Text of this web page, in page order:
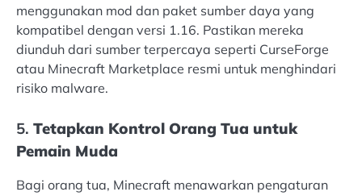
menggunakan mod dan paket sumber daya yang
kompatibel dengan versi 1.16. Pastikan mereka
diunduh dari sumber terpercaya seperti CurseForge
atau Minecraft Marketplace resmi untuk menghindari
risiko malware.
5. Tetapkan Kontrol Orang Tua untuk
Pemain Muda
Bagi orang tua, Minecraft menawarkan pengaturan